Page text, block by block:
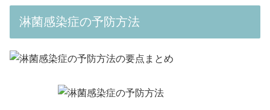
淋菌感染症の予防方法